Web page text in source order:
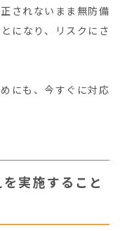
されないまま無防備
になり、リスクにさ
にも、今すぐに対応
実施すること